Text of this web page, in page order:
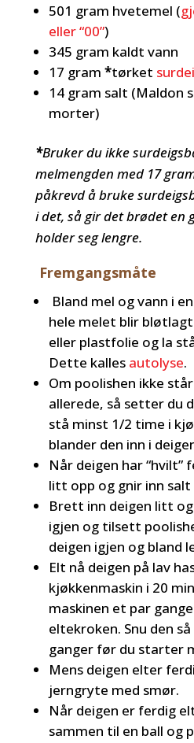
501 gram hvetemel (
eller “00”)
345 gram kaldt vann
17 gram *tørket
14 gram salt (Maldon
morter)
*Bruker du ikke
melmengden med 17
påkrevd å bruke
i det, så gir det brødet en
holder seg lengre.
Fremgangsmåte
Bland mel og vann i
hele melet blir
eller plastfolie og la
Dette kalles autolyse.
Om poolishen ikke
allerede, så setter du
stå minst 1/2 time i
blander den inn i
Når deigen har “hvilt”
litt opp og gnir inn salt
Brett inn deigen litt
igjen og tilsett
deigen igjen og bland
Elt nå deigen på lav
kjøkkenmaskin i 20
maskinen et par
eltekroken. Snu den
ganger før du starter
Mens deigen elter
jerngryte med smør.
Når deigen er ferdig
sammen til en ball og